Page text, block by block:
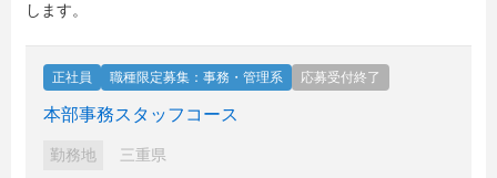
します。
正社員 職種限定募集：事務・管理系 応募受付終了
本部事務スタッフコース
勤務地 三重県